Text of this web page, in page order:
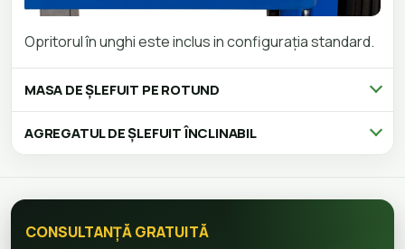
Opritorul în unghi este inclus in configurația standard.
MASA DE ȘLEFUIT PE ROTUND
AGREGATUL DE ȘLEFUIT ÎNCLINABIL
CONSULTANȚĂ GRATUITĂ